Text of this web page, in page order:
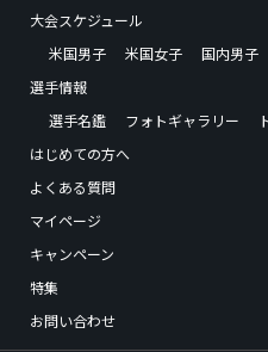
大会スケジュール
米国男子
米国女子 国内男子
選手情報
選手名鑑
フォトギャラリー
はじめての方へ
よくある質問
マイページ
キャンペーン
特集
お問い合わせ